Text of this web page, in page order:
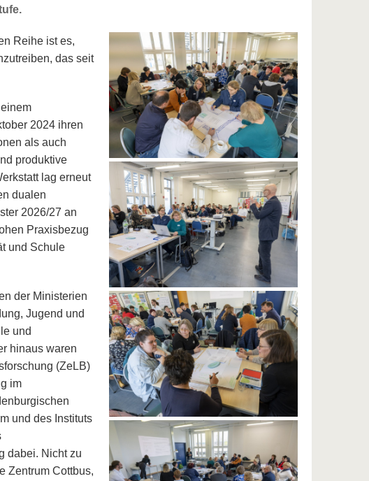
Reihe ist es,
das seit
2024 ihren
als auch
produktive
lag erneut
dualen
2026/27 an
Praxisbezug
und Schule
der Ministerien
Jugend und
und
hinaus waren
(ZeLB)
im
und des Instituts
dabei. Nicht zu
Zentrum Cottbus,